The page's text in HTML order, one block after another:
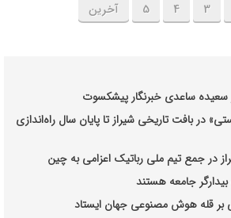
3
4
5 آخرین
سعیده ساعدی خبرنگار پیشکسوت
در بافت تاریخی شیراز تا پایان سال راه‌اندازی
در جمع تیم ملی رباتیک اعزامی به چین
جامعه هستند
بر قله هوش مصنوعی جهان ایستاد